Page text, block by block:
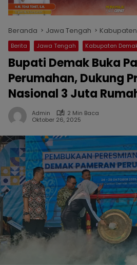
Beranda Jawa Tengah
Berita Jawa Tengah Kabupaten
Bupati Demak Buka
Perumahan, Dukung
Nasional 3 Juta
Admin
2 Min Baca
Oktober 26, 2025